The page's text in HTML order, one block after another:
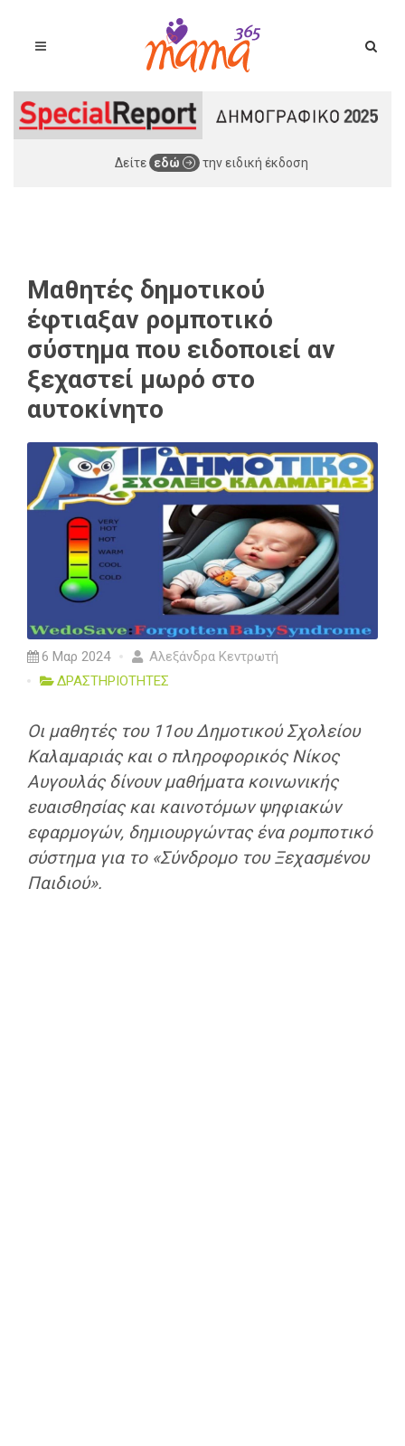
Δείτε εδώ την ειδική έκδοση
Μαθητές δημοτικού
έφτιαξαν ρομποτικό
σύστημα που ειδοποιεί αν
ξεχαστεί μωρό στο
αυτοκίνητο
6 Μαρ 2024
Αλεξάνδρα Κεντρωτή
ΔΡΑΣΤΗΡΙΟΤΗΤΕΣ
Οι μαθητές του 11ου Δημοτικού Σχολείου
Καλαμαριάς και ο πληροφορικός Νίκος
Αυγουλάς δίνουν μαθήματα κοινωνικής
ευαισθησίας και καινοτόμων ψηφιακών
εφαρμογών, δημιουργώντας ένα ρομποτικό
σύστημα για το «Σύνδρομο του Ξεχασμένου
Παιδιού».